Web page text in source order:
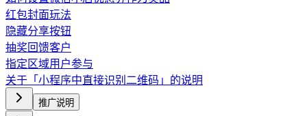
红包封面玩法
隐藏分享按钮
抽奖回馈客户
指定区域用户参与
关于「小程序中直接识别二维码」的说明
推广说明